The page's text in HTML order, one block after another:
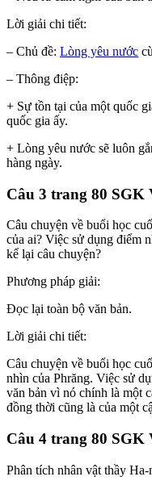
Lời giải chi tiết:
– Chủ đề: Lòng yêu nước
– Thông điệp:
+ Sự tồn tại của một quốc
quốc gia ấy.
+ Lòng yêu nước sẽ luôn
hàng ngày.
Câu 3 trang 80 SGK
Câu chuyện về buổi học
của ai? Việc sử dụng điểm
kể lại câu chuyện?
Phương pháp giải:
Đọc lại toàn bộ văn bản.
Lời giải chi tiết:
Câu chuyện về buổi học
nhìn của Phrăng. Việc sử
văn bản vì nó chính là một
đồng thời cũng là của một
Câu 4 trang 80 SGK
Phân tích nhân vật thầy